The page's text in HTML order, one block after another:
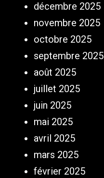
décembre 2025
novembre 2025
octobre 2025
septembre 2025
août 2025
juillet 2025
juin 2025
mai 2025
avril 2025
mars 2025
février 2025